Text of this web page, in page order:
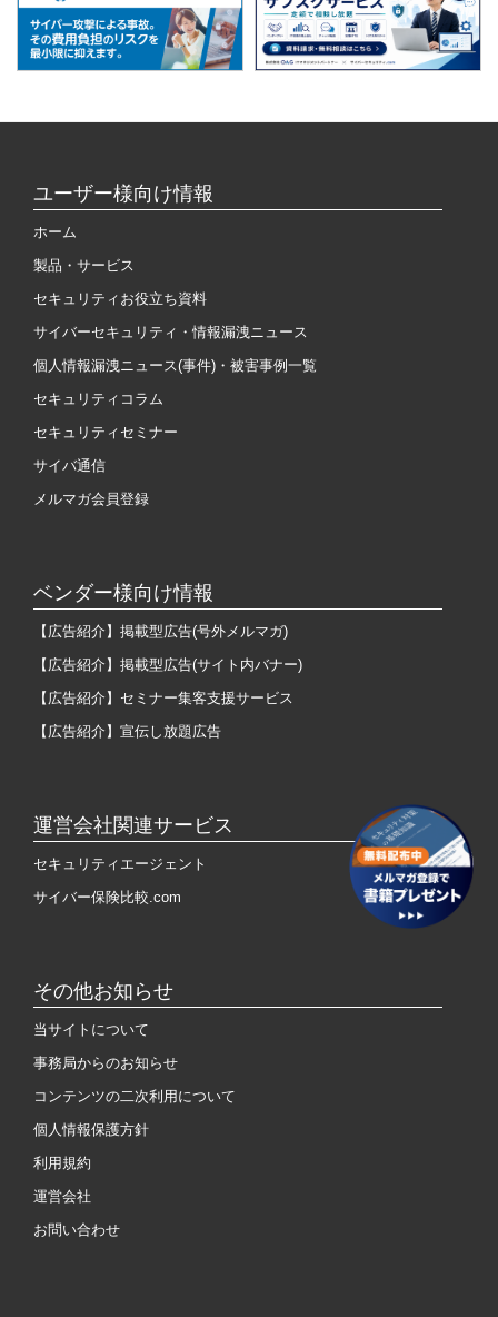
ユーザー様向け情報
ホーム
製品・サービス
セキュリティお役立ち資料
サイバーセキュリティ・情報漏洩ニュース
個人情報漏洩ニュース(事件)・被害事例一覧
セキュリティコラム
セキュリティセミナー
サイバ通信
メルマガ会員登録
ベンダー様向け情報
【広告紹介】掲載型広告(号外メルマガ)
【広告紹介】掲載型広告(サイト内バナー)
【広告紹介】セミナー集客支援サービス
【広告紹介】宣伝し放題広告
運営会社関連サービス
セキュリティエージェント
サイバー保険比較.com
その他お知らせ
当サイトについて
事務局からのお知らせ
コンテンツの二次利用について
個人情報保護方針
利用規約
運営会社
お問い合わせ